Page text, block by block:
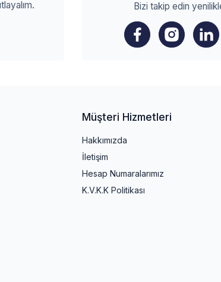
Bizi takip edin
Müşteri Hizmetleri
Hakkımızda
İletişim
Hesap Numaralarımız
K.V.K.K Politikası